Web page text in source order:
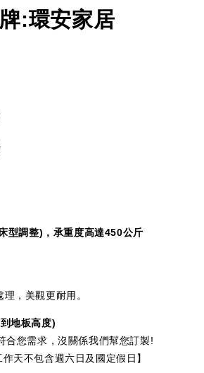
:環安家居
型調整)，承重度高達450公斤
，美觀更耐用。
地板高度)
您需求，沒關係我們幫您訂製!
不包含週六日及國定假日】